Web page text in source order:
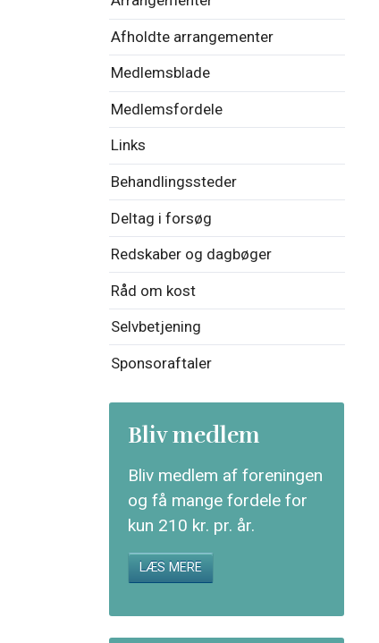
Afholdte arrangementer
Medlemsblade
Medlemsfordele
Links
Behandlingssteder
Deltag i forsøg
Redskaber og dagbøger
Råd om kost
Selvbetjening
Sponsoraftaler
Bliv medlem
Bliv medlem af foreningen
og få mange fordele for
kun 210 kr. pr. år.
LÆS MERE